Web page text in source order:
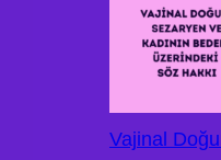
Vajinal